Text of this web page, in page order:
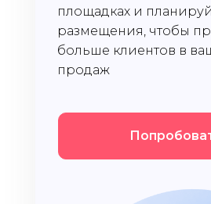
площадках и
размещения, чтобы
больше клиентов в
продаж